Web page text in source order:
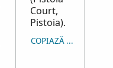
Court,
Pistoia).
COPIAZĂ CITARE